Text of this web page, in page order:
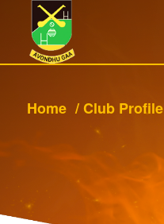
Home /Club Profile